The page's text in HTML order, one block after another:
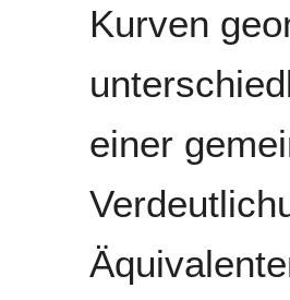
Kurven
einer